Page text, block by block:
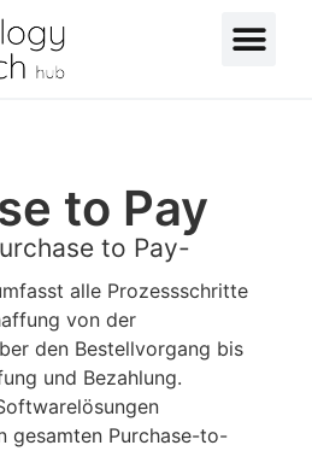
to Pay
to Pay-
alle Prozessschritte
von der
den Bestellvorgang bis
und Bezahlung.
gesamten Purchase-to-